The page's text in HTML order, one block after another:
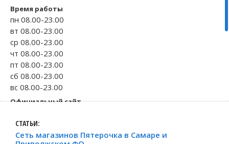
Волгоградская область
Кировоградская область
Восточно-Казахстанская область
Архангельское
Время работы
пн 08.00-23.00
вт 08.00-23.00
ср 08.00-23.00
чт 08.00-23.00
пт 08.00-23.00
сб 08.00-23.00
вс 08.00-23.00
Официальный сайт
Телефон
+7 800 555-55-...
СТАТЬИ:
Сеть магазинов Пятерочка в Самаре и